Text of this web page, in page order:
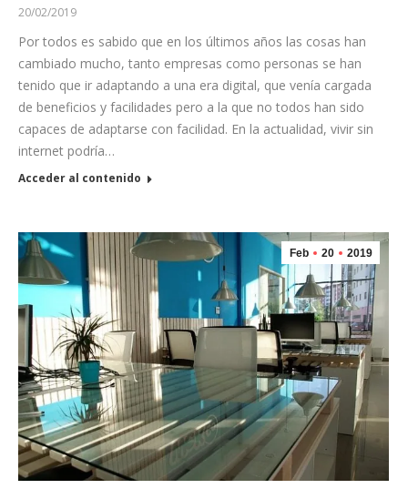
20/02/2019
Por todos es sabido que en los últimos años las cosas han
cambiado mucho, tanto empresas como personas se han
tenido que ir adaptando a una era digital, que venía cargada
de beneficios y facilidades pero a la que no todos han sido
capaces de adaptarse con facilidad. En la actualidad, vivir sin
internet podría…
Acceder al contenido
Feb 20 2019